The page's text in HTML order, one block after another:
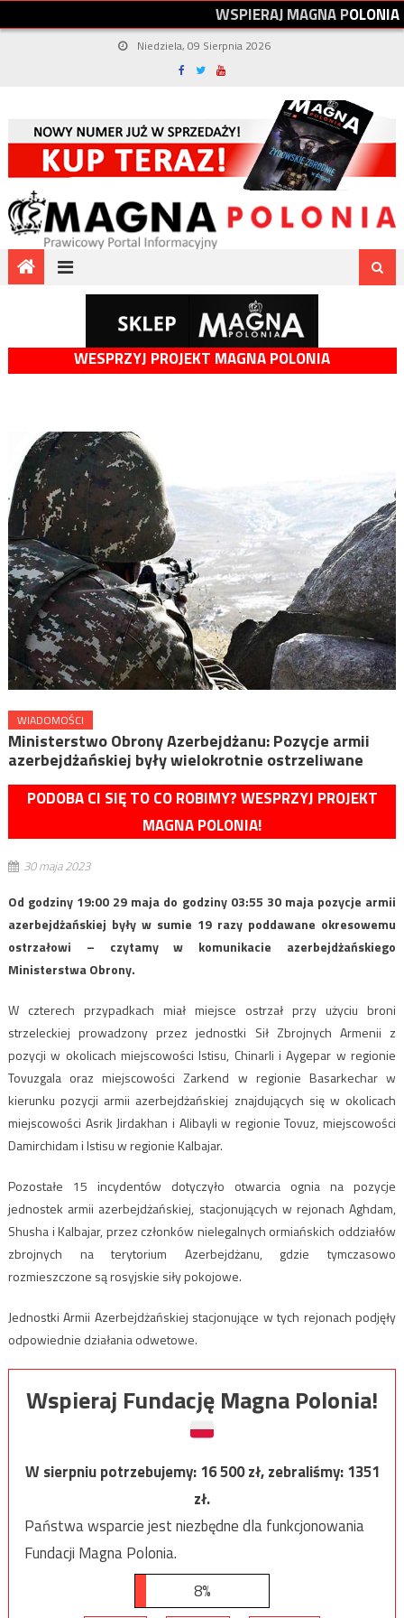
WSPIERAJMAGNAPOLONIA
Niedziela, 09 Sierpnia 2026
WESPRZYJ PROJEKT MAGNA POLONIA
WIADOMOŚCI
Ministerstwo Obrony Azerbejdżanu: Pozycje armii
azerbejdżańskiej były wielokrotnie ostrzeliwane
PODOBA CI SIĘ TO CO ROBIMY? WESPRZYJ PROJEKT
MAGNA POLONIA!
30 maja 2023
Od godziny 19:00 29 maja do godziny 03:55 30 maja pozycje armii
azerbejdżańskiej były w sumie 19 razy poddawane okresowemu
ostrzałowi – czytamy w komunikacie azerbejdżańskiego
Ministerstwa Obrony.
W czterech przypadkach miał miejsce ostrzał przy użyciu broni
strzeleckiej prowadzony przez jednostki Sił Zbrojnych Armenii z
pozycji w okolicach miejscowości Istisu, Chinarli i Aygepar w regionie
Tovuzgala oraz miejscowości Zarkend w regionie Basarkechar w
kierunku pozycji armii azerbejdżańskiej znajdujących się w okolicach
miejscowości Asrik Jirdakhan i Alibayli w regionie Tovuz, miejscowości
Damirchidam i Istisu w regionie Kalbajar.
Pozostałe 15 incydentów dotyczyło otwarcia ognia na pozycje
jednostek armii azerbejdżańskiej, stacjonujących w rejonach Aghdam,
Shusha i Kalbajar, przez członków nielegalnych ormiańskich oddziałów
zbrojnych na terytorium Azerbejdżanu, gdzie tymczasowo
rozmieszczone są rosyjskie siły pokojowe.
Jednostki Armii Azerbejdżańskiej stacjonujące w tych rejonach podjęły
odpowiednie działania odwetowe.
Wspieraj Fundację Magna Polonia!
W sierpniu potrzebujemy:16 500zł, zebraliśmy:1351
zł.
Państwa wsparcie jest niezbędne dla funkcjonowania
Fundacji Magna Polonia.
8%